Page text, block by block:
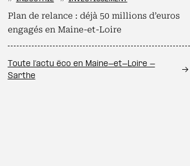
Plan de relance : déjà 50 millions d’euros
engagés en Maine-et-Loire
Toute l’actu éco en Maine-et-Loire -
Sarthe